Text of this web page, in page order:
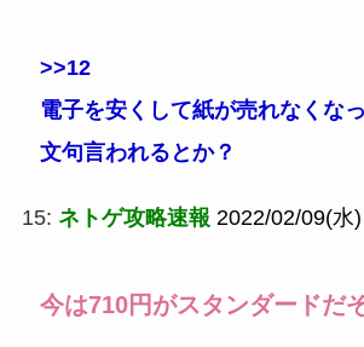
>>12
電子を安くして紙が売れなくな
文句言われるとか？
15: ネトゲ攻略速報 2022/02/09(水
今は710円がスタンダードだ